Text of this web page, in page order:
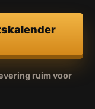
ruim voor